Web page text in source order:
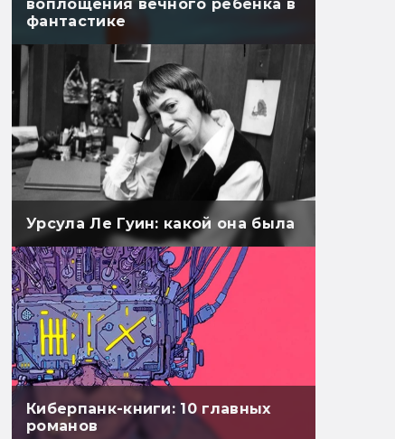
воплощения вечного ребёнка в
фантастике
Урсула Ле Гуин: какой она была
Киберпанк-книги: 10 главных
романов